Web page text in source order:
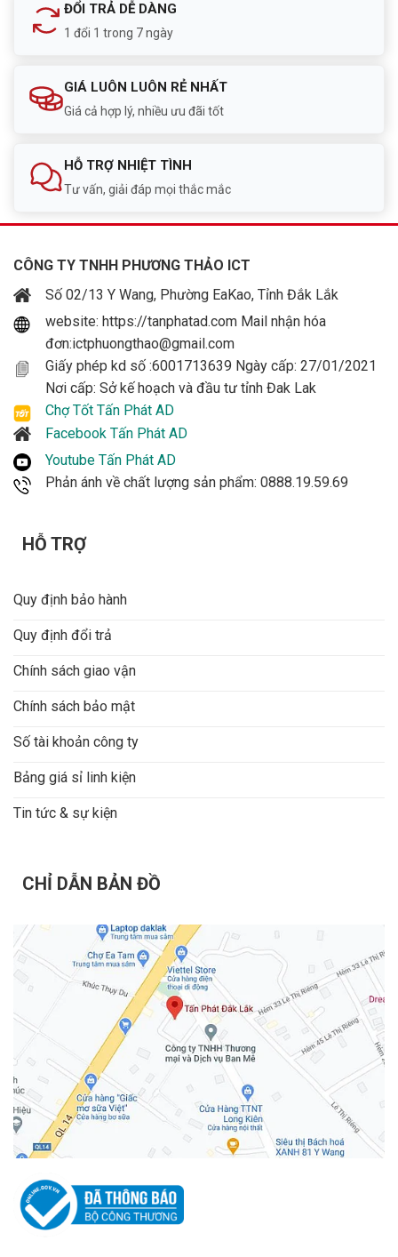
ĐỔI TRẢ DỄ DÀNG
1 đổi 1 trong 7 ngày
GIÁ LUÔN LUÔN RẺ NHẤT
Giá cả hợp lý, nhiều ưu đãi tốt
HỖ TRỢ NHIỆT TÌNH
Tư vấn, giải đáp mọi thắc mắc
CÔNG TY TNHH PHƯƠNG THẢO ICT
Số 02/13 Y Wang, Phường EaKao, Tỉnh Đắk Lắk
website: https://tanphatad.com Mail nhận hóa
đơn:ictphuongthao@gmail.com
Giấy phép kd số :6001713639 Ngày cấp: 27/01/2021
Nơi cấp: Sở kế hoạch và đầu tư tỉnh Đak Lak
Chợ Tốt Tấn Phát AD
Facebook Tấn Phát AD
Youtube Tấn Phát AD
Phản ánh về chất lượng sản phẩm: 0888.19.59.69
HỖ TRỢ
Quy định bảo hành
Quy định đổi trả
Chính sách giao vận
Chính sách bảo mật
Số tài khoản công ty
Bảng giá sỉ linh kiện
Tin tức & sự kiện
CHỈ DẪN BẢN ĐỒ